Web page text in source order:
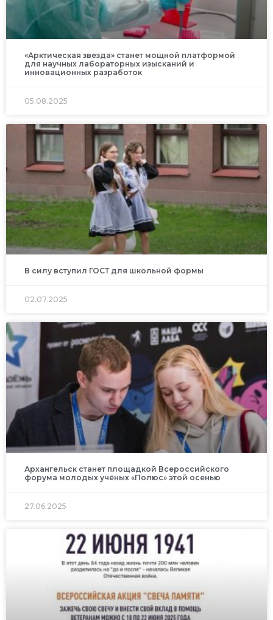
«Арктическая звезда» станет мощной платформой
для научных лабораторных изысканий и
инновационных разработок
05.08.2025
В силу вступил ГОСТ для школьной формы
02.07.2025
Архангельск станет площадкой Всероссийского
форума молодых учёных «Полюс» этой осенью
27.06.2025